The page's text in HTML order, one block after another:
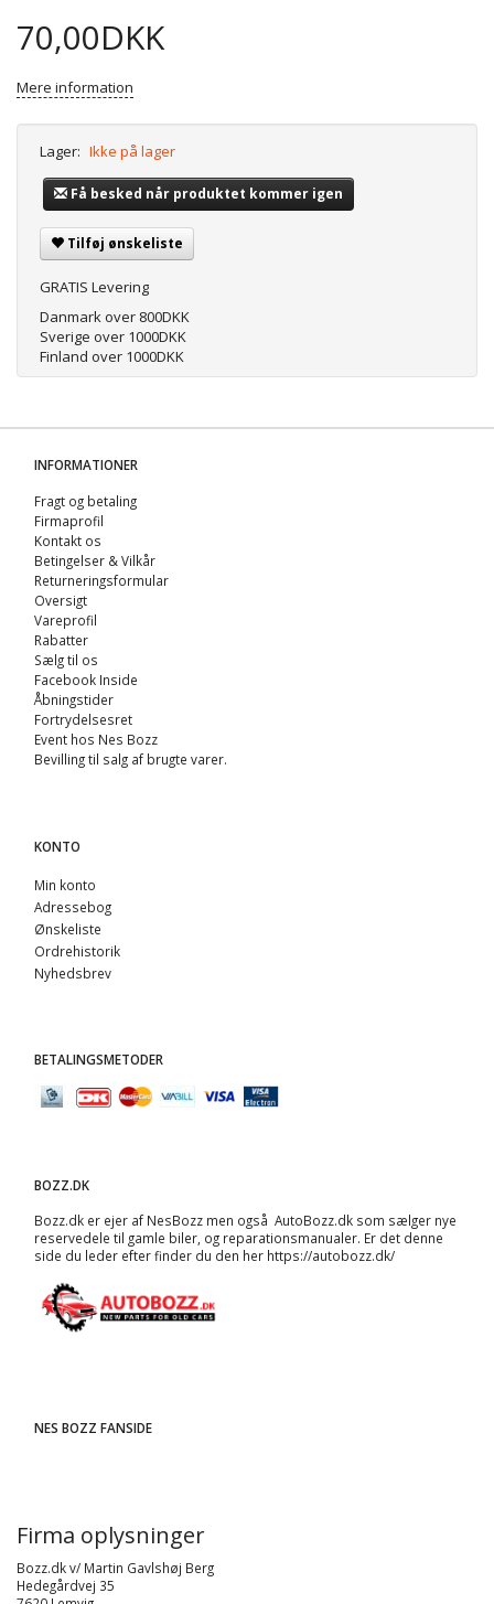
70,00DKK
Mere information
Lager: Ikke på lager
Få besked når produktet kommer igen
Tilføj ønskeliste
GRATIS Levering
Danmark over 800DKK
Sverige over 1000DKK
Finland over 1000DKK
INFORMATIONER
Fragt og betaling
Firmaprofil
Kontakt os
Betingelser & Vilkår
Returneringsformular
Oversigt
Vareprofil
Rabatter
Sælg til os
Facebook Inside
Åbningstider
Fortrydelsesret
Event hos Nes Bozz
Bevilling til salg af brugte varer.
KONTO
Min konto
Adressebog
Ønskeliste
Ordrehistorik
Nyhedsbrev
BETALINGSMETODER
BOZZ.DK
Bozz.dk er ejer af NesBozz men også AutoBozz.dk som sælger nye
reservedele til gamle biler, og reparationsmanualer. Er det denne
side du leder efter finder du den her https://autobozz.dk/
NES BOZZ FANSIDE
Firma oplysninger
Bozz.dk v/ Martin Gavlshøj Berg
Hedegårdvej 35